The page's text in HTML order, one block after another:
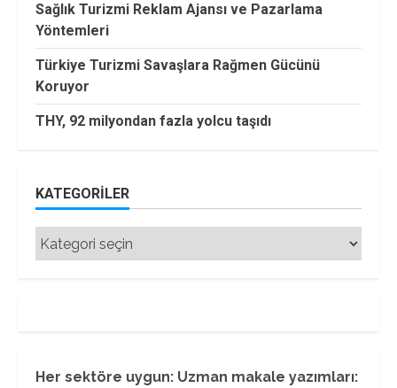
Sağlık Turizmi Reklam Ajansı ve Pazarlama
Yöntemleri
Türkiye Turizmi Savaşlara Rağmen Gücünü
Koruyor
THY, 92 milyondan fazla yolcu taşıdı
KATEGORILER
Kategoriler
Her sektöre uygun: Uzman makale yazımları: